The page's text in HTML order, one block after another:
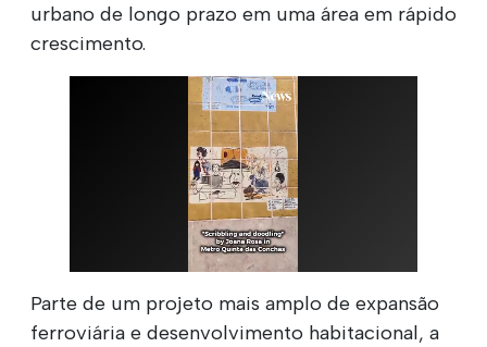
urbano de longo prazo em uma área em rápido
crescimento.
Parte de um projeto mais amplo de expansão
ferroviária e desenvolvimento habitacional, a